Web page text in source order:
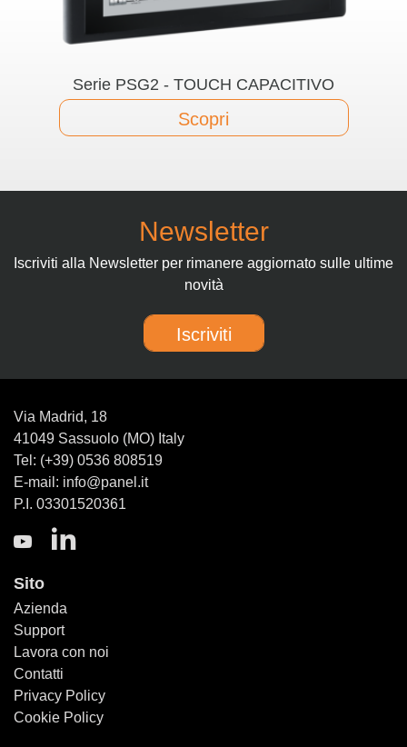
Serie PSG2 - TOUCH CAPACITIVO
Scopri
Newsletter
Iscriviti alla Newsletter per rimanere aggiornato sulle ultime
novità
Iscriviti
Via Madrid, 18
41049 Sassuolo (MO) Italy
Tel: (+39) 0536 808519
E-mail: info@panel.it
P.I. 03301520361
Sito
Azienda
Support
Lavora con noi
Contatti
Privacy Policy
Cookie Policy